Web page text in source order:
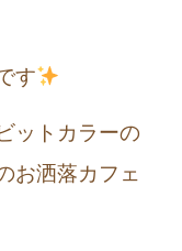
す
ットカラーの
お洒落カフェ